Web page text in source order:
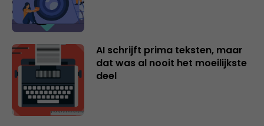
AI schrijft prima teksten, maar
dat was al nooit het moeilijkste
deel